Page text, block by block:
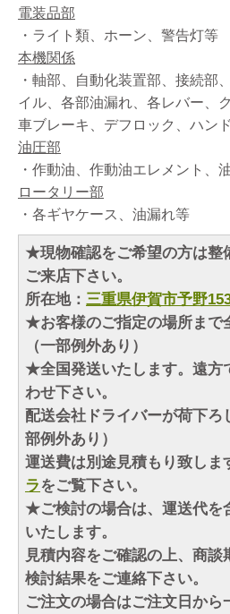
電装品部
・ライト類、ホーン、警告灯等
本機関係
・軸部、自動化装置部、接続部
イル、各部油漏れ、各レバー、
車ブレーキ、デフロック、ハン
油圧部
・作動油、作動油エレメント、
ロータリー部
・各ギヤケース、油漏れ等
★現物確認をご希望の方は整
ご来店下さい。
所在地： 三重県伊賀市予野
★お客様のご指定の場所まで
（一部例外あり）
★全国発送いたします。遠方
わせ下さい。
配送会社ドライバーが荷下ろ
部例外あり）
運送費は別途見積もり致しま
ラをご覧下さい。
★ご検討の場合は、運送代を
いたします。
見積内容をご確認の上、商
検討結果をご連絡下さい。
ご注文の場合はご注文日から